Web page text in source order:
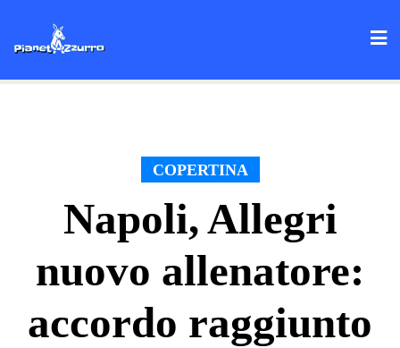
COPERTINA
Napoli, Allegri
nuovo allenatore:
accordo raggiunto